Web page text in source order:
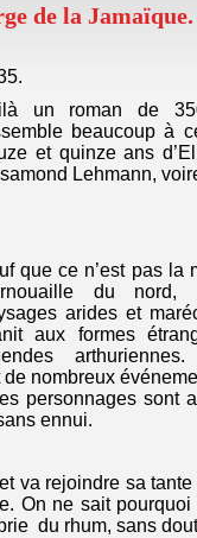
de la Jamaïque.
un roman de
beaucoup à
et quinze ans
Lehmann,
que ce n’est pas la
du nord,
arides et
aux formes
nombreux
personnages sont
ennui.
va rejoindre sa
On ne sait
du rhum, sans